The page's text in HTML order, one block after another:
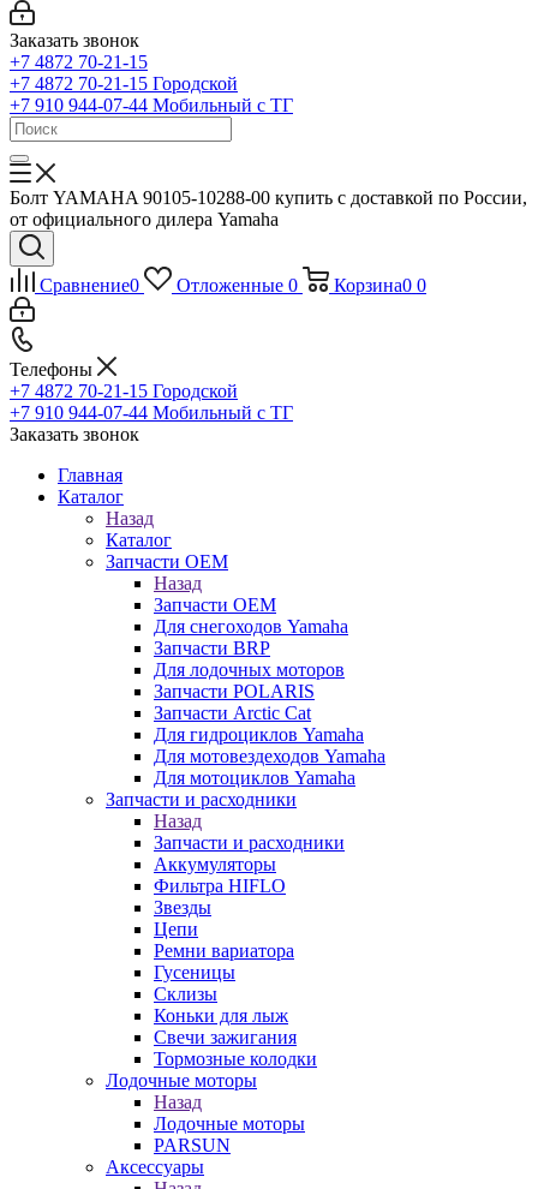
Заказать звонок
+7 4872 70-21-15
+7 4872 70-21-15 Городской
+7 910 944-07-44 Мобильный с ТГ
Болт YAMAHA 90105-10288-00 купить с доставкой по России,
от официального дилера Yamaha
Сравнение0 Отложенные 0 Корзина0 0
Телефоны
+7 4872 70-21-15 Городской
+7 910 944-07-44 Мобильный с ТГ
Заказать звонок
Главная
Каталог
Назад
Каталог
Запчасти OEM
Назад
Запчасти OEM
Для снегоходов Yamaha
Запчасти BRP
Для лодочных моторов
Запчасти POLARIS
Запчасти Arctic Cat
Для гидроциклов Yamaha
Для мотовездеходов Yamaha
Для мотоциклов Yamaha
Запчасти и расходники
Назад
Запчасти и расходники
Аккумуляторы
Фильтра HIFLO
Звезды
Цепи
Ремни вариатора
Гусеницы
Склизы
Коньки для лыж
Свечи зажигания
Тормозные колодки
Лодочные моторы
Назад
Лодочные моторы
PARSUN
Аксессуары